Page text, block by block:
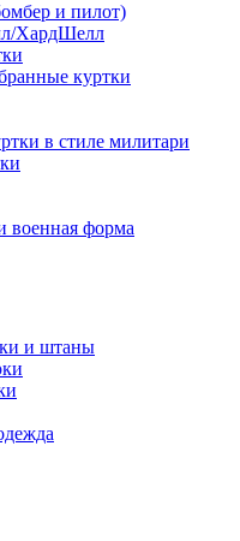
и пилот)
ХардШелл
куртки
в стиле милитари
военная форма
и штаны